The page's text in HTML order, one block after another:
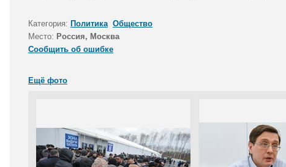
Категория: Политика Общество
Место: Россия, Москва
Сообщить об ошибке
Ещё фото